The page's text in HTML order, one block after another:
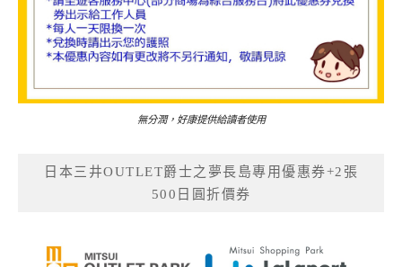
無分潤，好康提供給讀者使用
日本三井OUTLET爵士之夢長島專用優惠券+2張
500日圓折價券